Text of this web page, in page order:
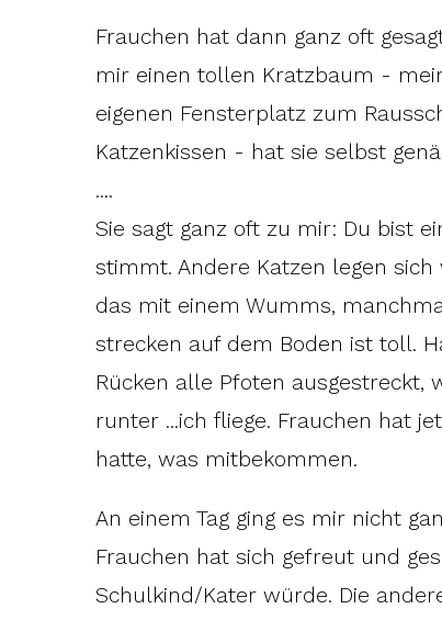
Frauchen hat dann ganz oft
mir einen tollen Kratzbaum -
eigenen Fensterplatz zum
Katzenkissen - hat sie selbst
....
Sie sagt ganz oft zu mir: Du bist
stimmt. Andere Katzen legen
das mit einem Wumms,
strecken auf dem Boden ist toll.
Rücken alle Pfoten ausgestreckt,
runter ...ich fliege. Frauchen hat
hatte, was mitbekommen.
An einem Tag ging es mir nicht
Frauchen hat sich gefreut und
Schulkind/Kater würde. Die